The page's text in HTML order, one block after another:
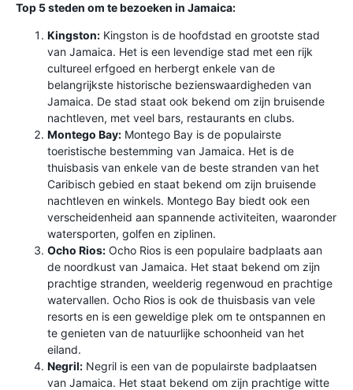
Top 5 steden om te bezoeken in Jamaica:
Kingston: Kingston is de hoofdstad en grootste stad
van Jamaica. Het is een levendige stad met een rijk
cultureel erfgoed en herbergt enkele van de
belangrijkste historische bezienswaardigheden van
Jamaica. De stad staat ook bekend om zijn bruisende
nachtleven, met veel bars, restaurants en clubs.
Montego Bay: Montego Bay is de populairste
toeristische bestemming van Jamaica. Het is de
thuisbasis van enkele van de beste stranden van het
Caribisch gebied en staat bekend om zijn bruisende
nachtleven en winkels. Montego Bay biedt ook een
verscheidenheid aan spannende activiteiten, waaronder
watersporten, golfen en ziplinen.
Ocho Rios: Ocho Rios is een populaire badplaats aan
de noordkust van Jamaica. Het staat bekend om zijn
prachtige stranden, weelderig regenwoud en prachtige
watervallen. Ocho Rios is ook de thuisbasis van vele
resorts en is een geweldige plek om te ontspannen en
te genieten van de natuurlijke schoonheid van het
eiland.
Negril: Negril is een van de populairste badplaatsen
van Jamaica. Het staat bekend om zijn prachtige witte